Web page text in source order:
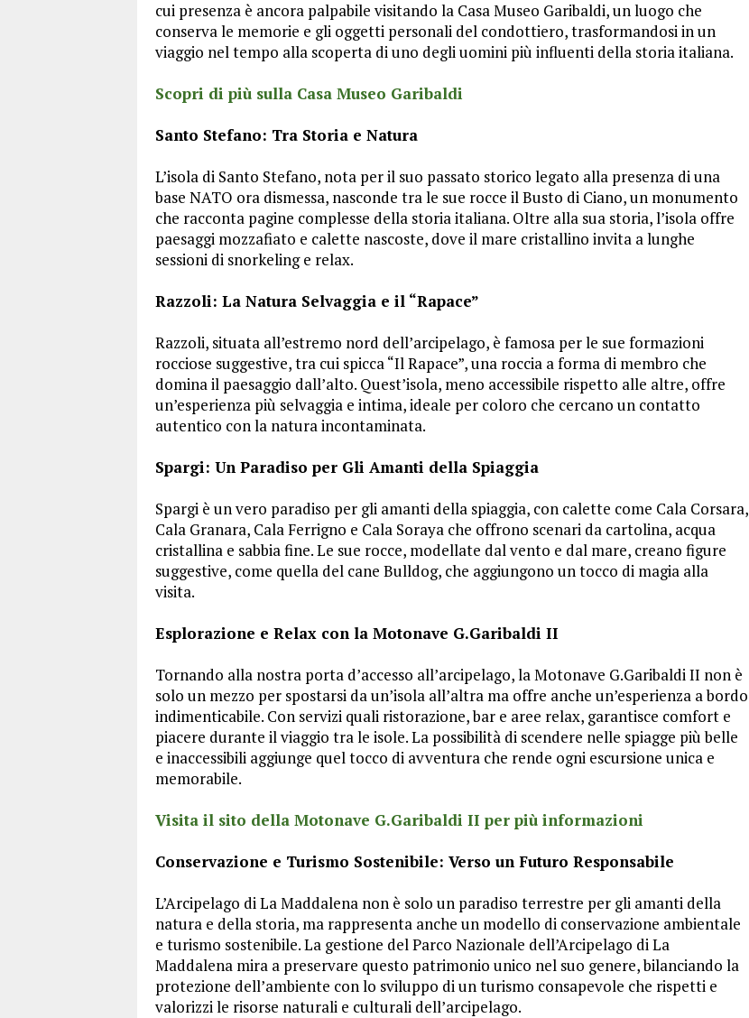
cui presenza è ancora palpabile visitando la Casa Museo Garibaldi, un luogo che
conserva le memorie e gli oggetti personali del condottiero, trasformandosi in un
viaggio nel tempo alla scoperta di uno degli uomini più influenti della storia italiana.
Scopri di più sulla Casa Museo Garibaldi
Santo Stefano: Tra Storia e Natura
L’isola di Santo Stefano, nota per il suo passato storico legato alla presenza di una
base NATO ora dismessa, nasconde tra le sue rocce il Busto di Ciano, un monumento
che racconta pagine complesse della storia italiana. Oltre alla sua storia, l’isola offre
paesaggi mozzafiato e calette nascoste, dove il mare cristallino invita a lunghe
sessioni di snorkeling e relax.
Razzoli: La Natura Selvaggia e il “Rapace”
Razzoli, situata all’estremo nord dell’arcipelago, è famosa per le sue formazioni
rocciose suggestive, tra cui spicca “Il Rapace”, una roccia a forma di membro che
domina il paesaggio dall’alto. Quest’isola, meno accessibile rispetto alle altre, offre
un’esperienza più selvaggia e intima, ideale per coloro che cercano un contatto
autentico con la natura incontaminata.
Spargi: Un Paradiso per Gli Amanti della Spiaggia
Spargi è un vero paradiso per gli amanti della spiaggia, con calette come Cala Corsara,
Cala Granara, Cala Ferrigno e Cala Soraya che offrono scenari da cartolina, acqua
cristallina e sabbia fine. Le sue rocce, modellate dal vento e dal mare, creano figure
suggestive, come quella del cane Bulldog, che aggiungono un tocco di magia alla
visita.
Esplorazione e Relax con la Motonave G.Garibaldi II
Tornando alla nostra porta d’accesso all’arcipelago, la Motonave G.Garibaldi II non è
solo un mezzo per spostarsi da un’isola all’altra ma offre anche un’esperienza a bordo
indimenticabile. Con servizi quali ristorazione, bar e aree relax, garantisce comfort e
piacere durante il viaggio tra le isole. La possibilità di scendere nelle spiagge più belle
e inaccessibili aggiunge quel tocco di avventura che rende ogni escursione unica e
memorabile.
Visita il sito della Motonave G.Garibaldi II per più informazioni
Conservazione e Turismo Sostenibile: Verso un Futuro Responsabile
L’Arcipelago di La Maddalena non è solo un paradiso terrestre per gli amanti della
natura e della storia, ma rappresenta anche un modello di conservazione ambientale
e turismo sostenibile. La gestione del Parco Nazionale dell’Arcipelago di La
Maddalena mira a preservare questo patrimonio unico nel suo genere, bilanciando la
protezione dell’ambiente con lo sviluppo di un turismo consapevole che rispetti e
valorizzi le risorse naturali e culturali dell’arcipelago.